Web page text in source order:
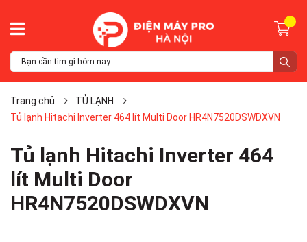
Trang chủ
TỦ LẠNH
Tủ lạnh Hitachi Inverter 464 lít Multi Door HR4N7520DSWDXVN
Tủ lạnh Hitachi Inverter 464
lít Multi Door
HR4N7520DSWDXVN